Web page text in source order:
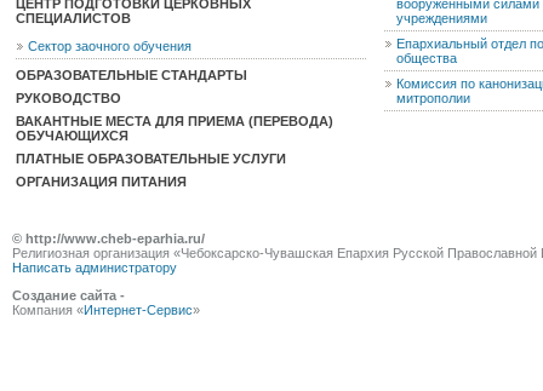
ЦЕНТР ПОДГОТОВКИ ЦЕРКОВНЫХ
СПЕЦИАЛИСТОВ
Сектор заочного обучения
ОБРАЗОВАТЕЛЬНЫЕ СТАНДАРТЫ
РУКОВОДСТВО
ВАКАНТНЫЕ МЕСТА ДЛЯ ПРИЕМА (ПЕРЕВОДА)
ОБУЧАЮЩИХСЯ
ПЛАТНЫЕ ОБРАЗОВАТЕЛЬНЫЕ УСЛУГИ
ОРГАНИЗАЦИЯ ПИТАНИЯ
вооруженными силами
учреждениями
Епархиальный отдел
общества
Комиссия по
митрополии
© http://www.cheb-eparhia.ru/
Религиозная организация «Чебоксарско-Чувашская Епархия Русской
Написать администратору
Создание сайта -
Компания «Интернет-Сервис»